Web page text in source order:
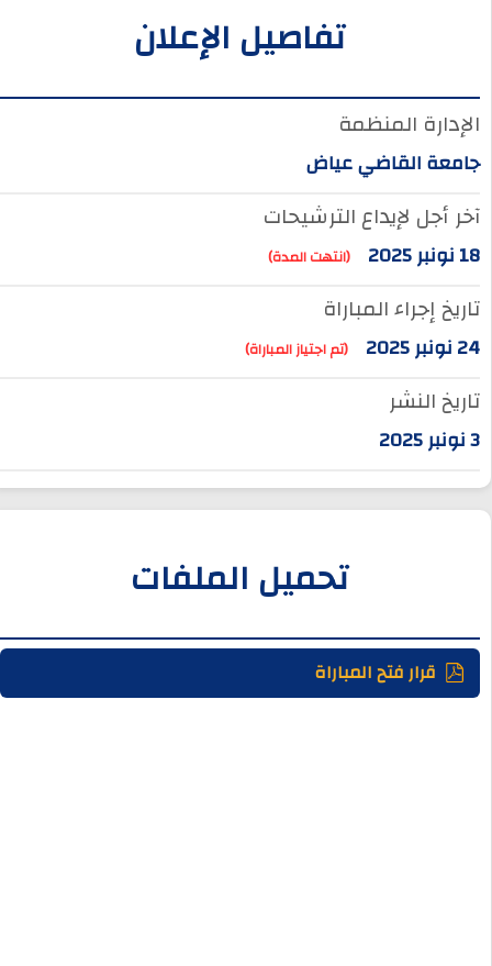
تفاصيل الإعلان
الإدارة المنظمة
جامعة القاضي عياض
آخر أجل لإيداع الترشيحات
18 نونبر 2025 (انتهت المدة)
تاريخ إجراء المباراة
24 نونبر 2025 (تم اجتياز المباراة)
تاريخ النشر
تحميل الملفات
قرار فتح المباراة